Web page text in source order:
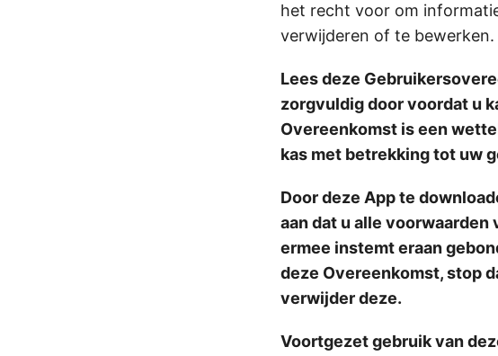
het recht voor om
verwijderen of te bewerken.
Lees deze
zorgvuldig door voordat u
Overeenkomst is een
kas met betrekking tot uw
Door deze App te
aan dat u alle
ermee instemt eraan
deze Overeenkomst, stop
verwijder deze.
Voortgezet gebruik van